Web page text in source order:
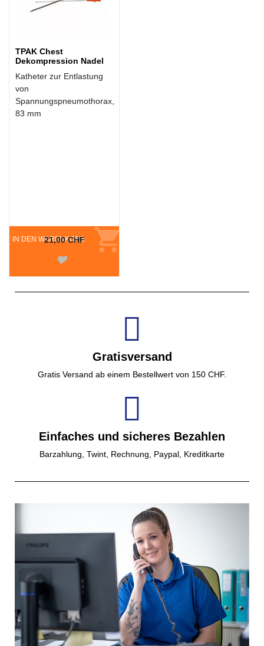
TPAK Chest
Dekompression Nadel
Katheter zur Entlastung
von
Spannungspneumothorax,
83 mm
IN DEN WARENKORB
21,00 CHF
Gratisversand
Gratis Versand ab einem Bestellwert von 150 CHF.
Einfaches und sicheres Bezahlen
Barzahlung, Twint, Rechnung, Paypal, Kreditkarte